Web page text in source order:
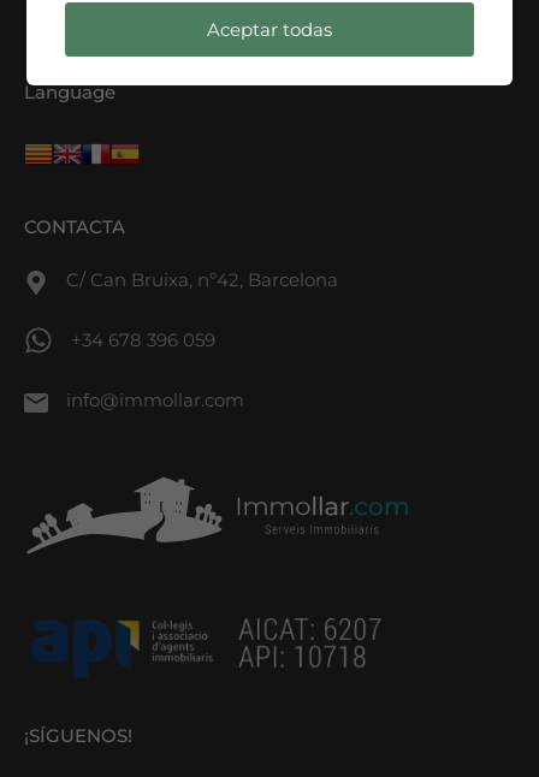
Language
CONTACTA
C/ Can Bruixa, nº42, Barcelona
+34 678 396 059
info@immollar.com
¡SÍGUENOS!
Aceptar todas